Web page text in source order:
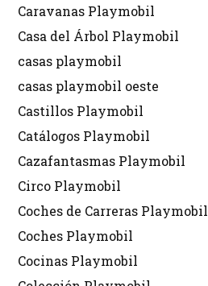
Caravanas Playmobil
Casa del Árbol Playmobil
casas playmobil
casas playmobil oeste
Castillos Playmobil
Catálogos Playmobil
Cazafantasmas Playmobil
Circo Playmobil
Coches de Carreras Playmobil
Coches Playmobil
Cocinas Playmobil